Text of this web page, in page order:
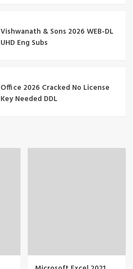
Vishwanath & Sons 2026 WEB-DL
UHD Eng Subs
Office 2026 Cracked No License
Key Needed DDL